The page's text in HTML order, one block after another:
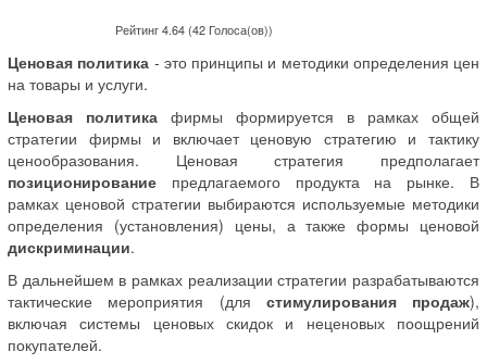
Рейтинг 4.64 (42 Голоса(ов))
Ценовая политика - это принципы и методики определения цен
на товары и услуги.
Ценовая политика фирмы формируется в рамках общей
стратегии фирмы и включает ценовую стратегию и тактику
ценообразования. Ценовая стратегия предполагает
позиционирование предлагаемого продукта на рынке. В
рамках ценовой стратегии выбираются используемые методики
определения (установления) цены, а также формы ценовой
дискриминации.
В дальнейшем в рамках реализации стратегии разрабатываются
тактические мероприятия (для стимулирования продаж),
включая системы ценовых скидок и неценовых поощрений
покупателей.